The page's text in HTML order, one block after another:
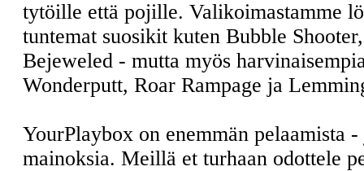
tytöille että pojille. Valikoimastamme
tuntemat suosikit kuten Bubble
Bejeweled - mutta myös
Wonderputt, Roar Rampage ja
YourPlaybox on enemmän pelaamista
mainoksia. Meillä et turhaan odottele